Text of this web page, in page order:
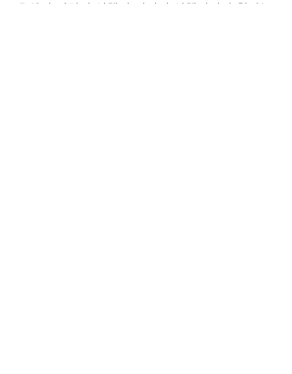
호와의 명령이 실행될 것이며 실행되어야 한다는